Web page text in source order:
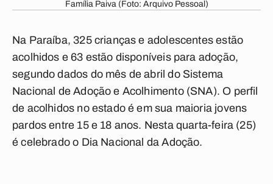
Família Paiva (Foto: Arquivo Pessoal)
Na Paraíba, 325 crianças e adolescentes estão
acolhidos e 63 estão disponíveis para adoção,
segundo dados do mês de abril do Sistema
Nacional de Adoção e Acolhimento (SNA). O perfil
de acolhidos no estado é em sua maioria jovens
pardos entre 15 e 18 anos. Nesta quarta-feira (25)
é celebrado o Dia Nacional da Adoção.